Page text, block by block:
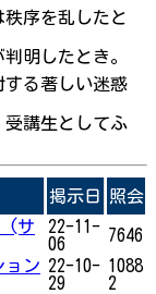
序を乱したと
明したとき。
する著しい迷惑
講生としてふ
掲示日 照会
(サ
22-11-
06
7646
ョン 22-10-
29
1088
2